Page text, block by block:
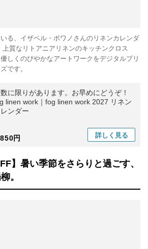
る、イザベル・ボワノさんのリネンカレンダ
質なリトアニアリネンのキッチンクロス
しくのびやかなアートワークをデジタルプリ
です。
に限りがあります。お早めにどうぞ！
linen work｜fog linen work 2027 リネン
ンダー
円 詳しく 見る
】暑い季節をさらりと過ごす、
。